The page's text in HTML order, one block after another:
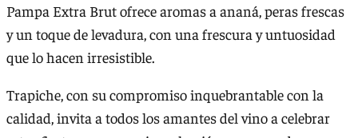
Pampa Extra Brut ofrece aromas a ananá, peras frescas
y un toque de levadura, con una frescura y untuosidad
que lo hacen irresistible.
Trapiche, con su compromiso inquebrantable con la
calidad, invita a todos los amantes del vino a celebrar